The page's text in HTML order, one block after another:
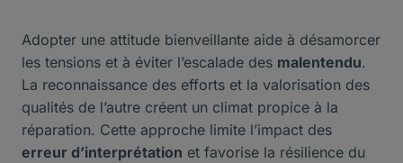
Adopter une attitude bienveillante aide à désamorcer
les tensions et à éviter l’escalade des malentendu.
La reconnaissance des efforts et la valorisation des
qualités de l’autre créent un climat propice à la
réparation. Cette approche limite l’impact des
erreur d’interprétation et favorise la résilience du